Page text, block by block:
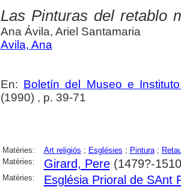
Las Pinturas del retablo
Ana Ávila, Ariel Santamaria
Avila, Ana
En: Boletín del Museo e
(1990) , p. 39-71
Matèries: Art religiós ; Esglésies ; Pintura;
Matèries:
Girard, Pere(1479?-
Matèries: Església Prioral de SAnt